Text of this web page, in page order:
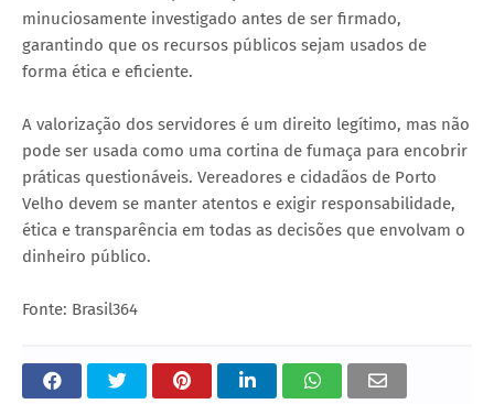
minuciosamente investigado antes de ser firmado,
garantindo que os recursos públicos sejam usados de
forma ética e eficiente.
A valorização dos servidores é um direito legítimo, mas não
pode ser usada como uma cortina de fumaça para encobrir
práticas questionáveis. Vereadores e cidadãos de Porto
Velho devem se manter atentos e exigir responsabilidade,
ética e transparência em todas as decisões que envolvam o
dinheiro público.
Fonte: Brasil364